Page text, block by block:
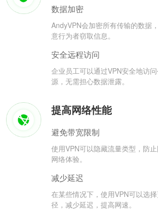
数据加密
AndyVPN会加密所有传输的数据
意行为者窃取信息。
安全远程访问
企业员工可以通过VPN安全地访
源，无需担心数据泄露。
提高网络性能
避免带宽限制
使用VPN可以隐藏流量类型，防
网络体验。
减少延迟
在某些情况下，使用VPN可以选
径，减少延迟，提高网速。